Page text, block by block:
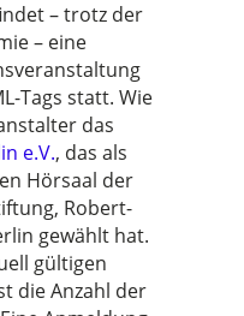
– trotz der
– eine
Tags statt. Wie
das
e.V., das als
Hörsaal der
Robert-
gewählt hat.
gültigen
die Anzahl der